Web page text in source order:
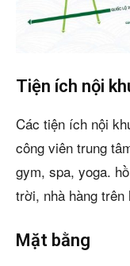
Tiện ích nội
Các tiện ích nội
công viên trung
gym, spa, yoga.
trời, nhà hàng
Mặt bằng